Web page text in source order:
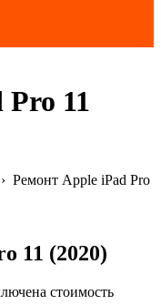
11
› Ремонт Apple iPad Pro
11 (2020)
стоимость